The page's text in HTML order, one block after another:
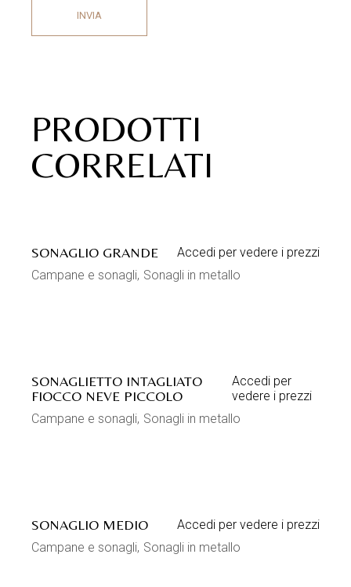
INVIA
PRODOTTI
CORRELATI
SONAGLIO GRANDE
Accedi per vedere i prezzi
Campane e sonagli Sonagli in metallo
SONAGLIETTO INTAGLIATO
FIOCCO NEVE PICCOLO
Accedi per
vedere i prezzi
Campane e sonagli Sonagli in metallo
SONAGLIO MEDIO
Accedi per vedere i prezzi
Campane e sonagli Sonagli in metallo